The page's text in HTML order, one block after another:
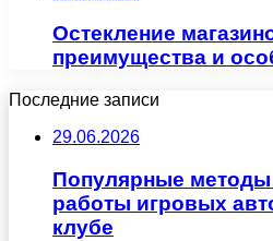
Остекление
преимущества и
Последние записи
29.06.2026
Популярные методы
работы игровых
клубе